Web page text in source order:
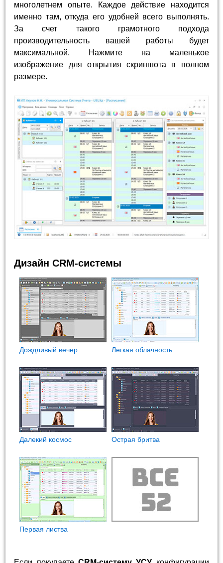
многолетнем опыте. Каждое действие находится
именно там, откуда его удобней всего выполнять.
За счет такого грамотного подхода
производительность вашей работы будет
максимальной. Нажмите на маленькое
изображение для открытия скриншота в полном
размере.
Дизайн CRM-системы
Дождливый вечер Легкая облачность
Далекий космос Острая бритва
Первая листва